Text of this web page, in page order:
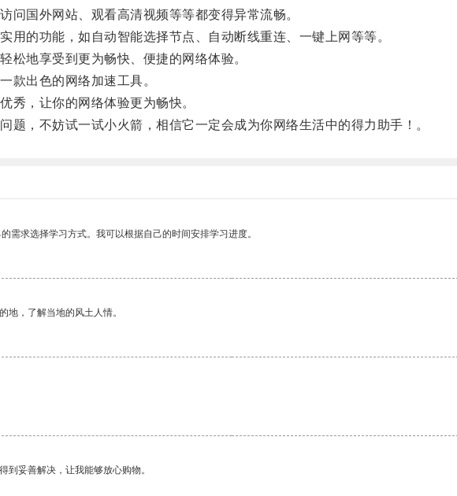
国外网站、观看高清视频等等都变得异常流畅。
的功能，如自动智能选择节点、自动断线重连、一键上网等等。
地享受到更为畅快、便捷的网络体验。
出色的网络加速工具。
，让你的网络体验更为畅快。
，不妨试一试小火箭，相信它一定会成为你网络生活中的得力助手！。
需求选择学习方式。我可以根据自己的时间安排学习进度。
地，了解当地的风土人情。
到妥善解决，让我能够放心购物。